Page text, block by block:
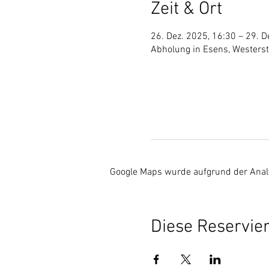
Zeit & Ort
26. Dez. 2025, 16:30 – 29.
Abholung in Esens,
Google Maps wurde aufgrund der
Diese